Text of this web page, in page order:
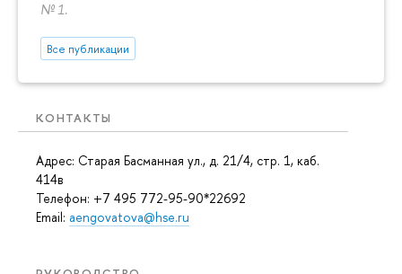
№ 1.
Все публикации
КОНТАКТЫ
Адрес: Старая Басманная ул., д. 21/4, стр. 1, каб.
414в
Телефон: +7 495 772-95-90*22692
Email: aengovatova@hse.ru